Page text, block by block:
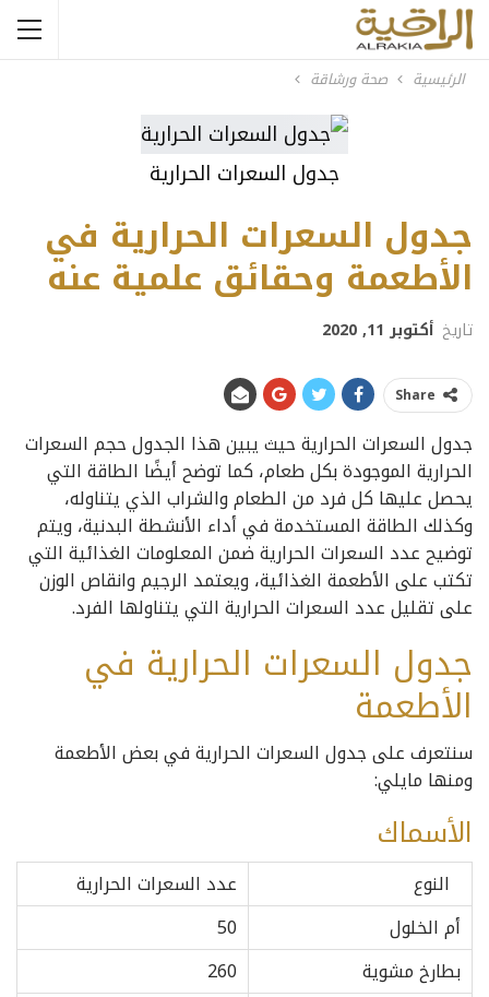
الرئيسية صحة ورشاقة
جدول السعرات الحرارية
جدول السعرات الحرارية في
الأطعمة وحقائق علمية عنه
تاريخ أكتوبر 11, 2020
Share
جدول السعرات الحرارية حيث يبين هذا الجدول حجم السعرات
الحرارية الموجودة بكل طعام، كما توضح أيضًا الطاقة التي
يحصل عليها كل فرد من الطعام والشراب الذي يتناوله،
وكذلك الطاقة المستخدمة في أداء الأنشطة البدنية، ويتم
توضيح عدد السعرات الحرارية ضمن المعلومات الغذائية التي
تكتب على الأطعمة الغذائية، ويعتمد الرجيم وانقاص الوزن
على تقليل عدد السعرات الحرارية التي يتناولها الفرد.
جدول السعرات الحرارية في
الأطعمة
سنتعرف على جدول السعرات الحرارية في بعض الأطعمة
ومنها مايلي:
الأسماك
النوع
عدد السعرات الحرارية
أم الخلول
50
بطارخ مشوية
260